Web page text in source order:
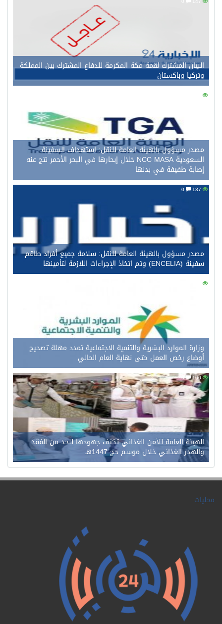
البيان المشترك لقمة مكة المكرمة للدفاع المشترك بين المملكة
وتركيا وباكستان
148
مصدر مسؤول بالهيئة العامة للنقل: استهداف السفينة
السعودية NCC MASA خلال إبحارها في البحر الأحمر نتج عنه
إصابة طفيفة في بدنها
مصدر مسؤول بالهيئة العامة للنقل: سلامة جميع أفراد طاقم
سفينة (ENCELIA) وتم اتخاذ الإجراءات اللازمة لتأمينها
120
وزارة الموارد البشرية والتنمية الاجتماعية تمدد مهلة تصحيح
أوضاع رخص العمل حتى نهاية العام الحالي
100
0
الهيئة العامة للأمن الغذائي تكثف جهودها للحد من الفقد
والهدر الغذائي خلال موسم حج 1447هـ
محليات